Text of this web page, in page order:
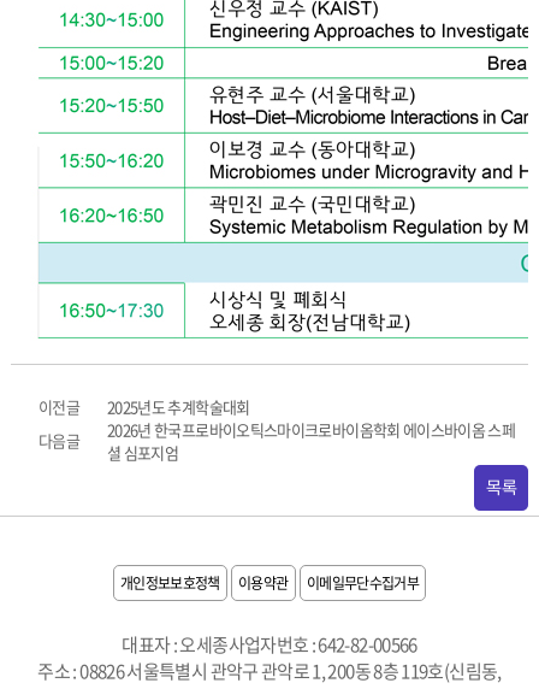
이전글
2025년도 추계학술대회
다음글
2026년 한국프로바이오틱스마이크로바이옴학회 에이스바이옴 스페
셜 심포지엄
목록
개인정보보호정책 이용약관 이메일무단수집거부
대표자 : 오세종사업자번호 : 642-82-00566
주소 : 08826 서울특별시 관악구 관악로 1, 200동 8층 119호(신림동,